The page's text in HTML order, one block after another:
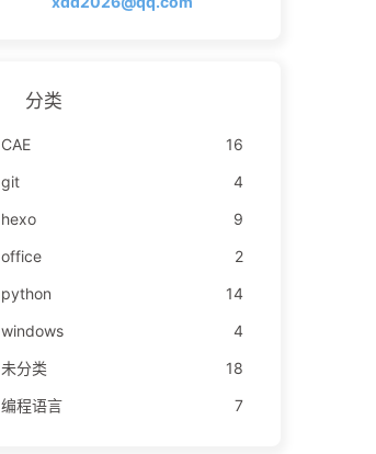
分类
CAE
16
git
4
hexo
9
office
2
python
14
windows
4
未分类
18
编程语言
7